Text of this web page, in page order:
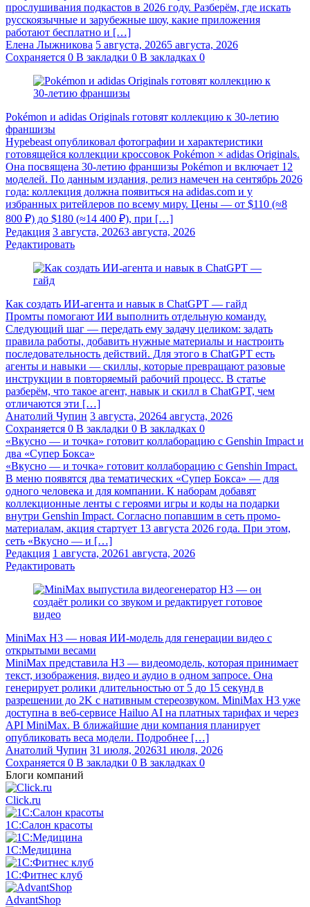
прослушивания подкастов в 2026 году. Разберём, где искать
русскоязычные и зарубежные шоу, какие приложения
работают бесплатно и […]
Елена Лыжникова 5 августа, 20265 августа, 2026
Сохраняется 0 В закладки 0 В закладках 0
Pokémon и adidas Originals готовят коллекцию к 30-летию
франшизы
Hypebeast опубликовал фотографии и характеристики
готовящейся коллекции кроссовок Pokémon × adidas Originals.
Она посвящена 30-летию франшизы Pokémon и включает 12
моделей. По данным издания, релиз намечен на сентябрь 2026
года: коллекция должна появиться на adidas.com и у
избранных ритейлеров по всему миру. Цены — от $110 (≈8
800 ₽) до $180 (≈14 400 ₽), при […]
Редакция 3 августа, 20263 августа, 2026
Редактировать
Как создать ИИ-агента и навык в ChatGPT — гайд
Промты помогают ИИ выполнить отдельную команду.
Следующий шаг — передать ему задачу целиком: задать
правила работы, добавить нужные материалы и настроить
последовательность действий. Для этого в ChatGPT есть
агенты и навыки — скиллы, которые превращают разовые
инструкции в повторяемый рабочий процесс. В статье
разберём, что такое агент, навык и скилл в ChatGPT, чем
отличаются эти […]
Анатолий Чупин 3 августа, 20264 августа, 2026
Сохраняется 0 В закладки 0 В закладках 0
«Вкусно — и точка» готовит коллаборацию с Genshin Impact и
два «Супер Бокса»
«Вкусно — и точка» готовит коллаборацию с Genshin Impact.
В меню появятся два тематических «Супер Бокса» — для
одного человека и для компании. К наборам добавят
коллекционные ленты с героями игры и коды на подарки
внутри Genshin Impact. Согласно попавшим в сеть промо-
материалам, акция стартует 13 августа 2026 года. При этом,
сеть «Вкусно — и […]
Редакция 1 августа, 20261 августа, 2026
Редактировать
MiniMax H3 — новая ИИ-модель для генерации видео с
открытыми весами
MiniMax представила H3 — видеомодель, которая принимает
текст, изображения, видео и аудио в одном запросе. Она
генерирует ролики длительностью от 5 до 15 секунд в
разрешении до 2K с нативным стереозвуком. MiniMax H3 уже
доступна в веб-сервисе Hailuo AI на платных тарифах и через
API MiniMax. В ближайшие дни компания планирует
опубликовать веса модели. Подробнее […]
Анатолий Чупин 31 июля, 202631 июля, 2026
Сохраняется 0 В закладки 0 В закладках 0
Блоги компаний
Click.ru
1С:Салон красоты
1С:Медицина
1С:Фитнес клуб
AdvantShop